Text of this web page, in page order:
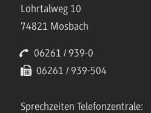
Lohrtalweg 10
74821 Mosbach
06261 / 939-0
06261 / 939-504
Sprechzeiten Telefonzentrale: